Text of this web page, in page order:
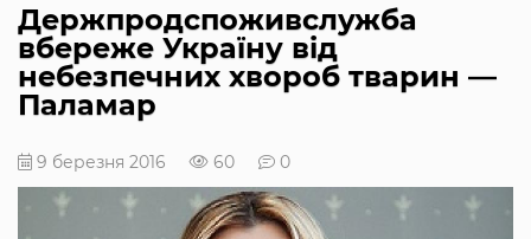
Держпродспоживслужба
вбереже Україну від
небезпечних хвороб тварин —
Паламар
9 березня 2016 60 0